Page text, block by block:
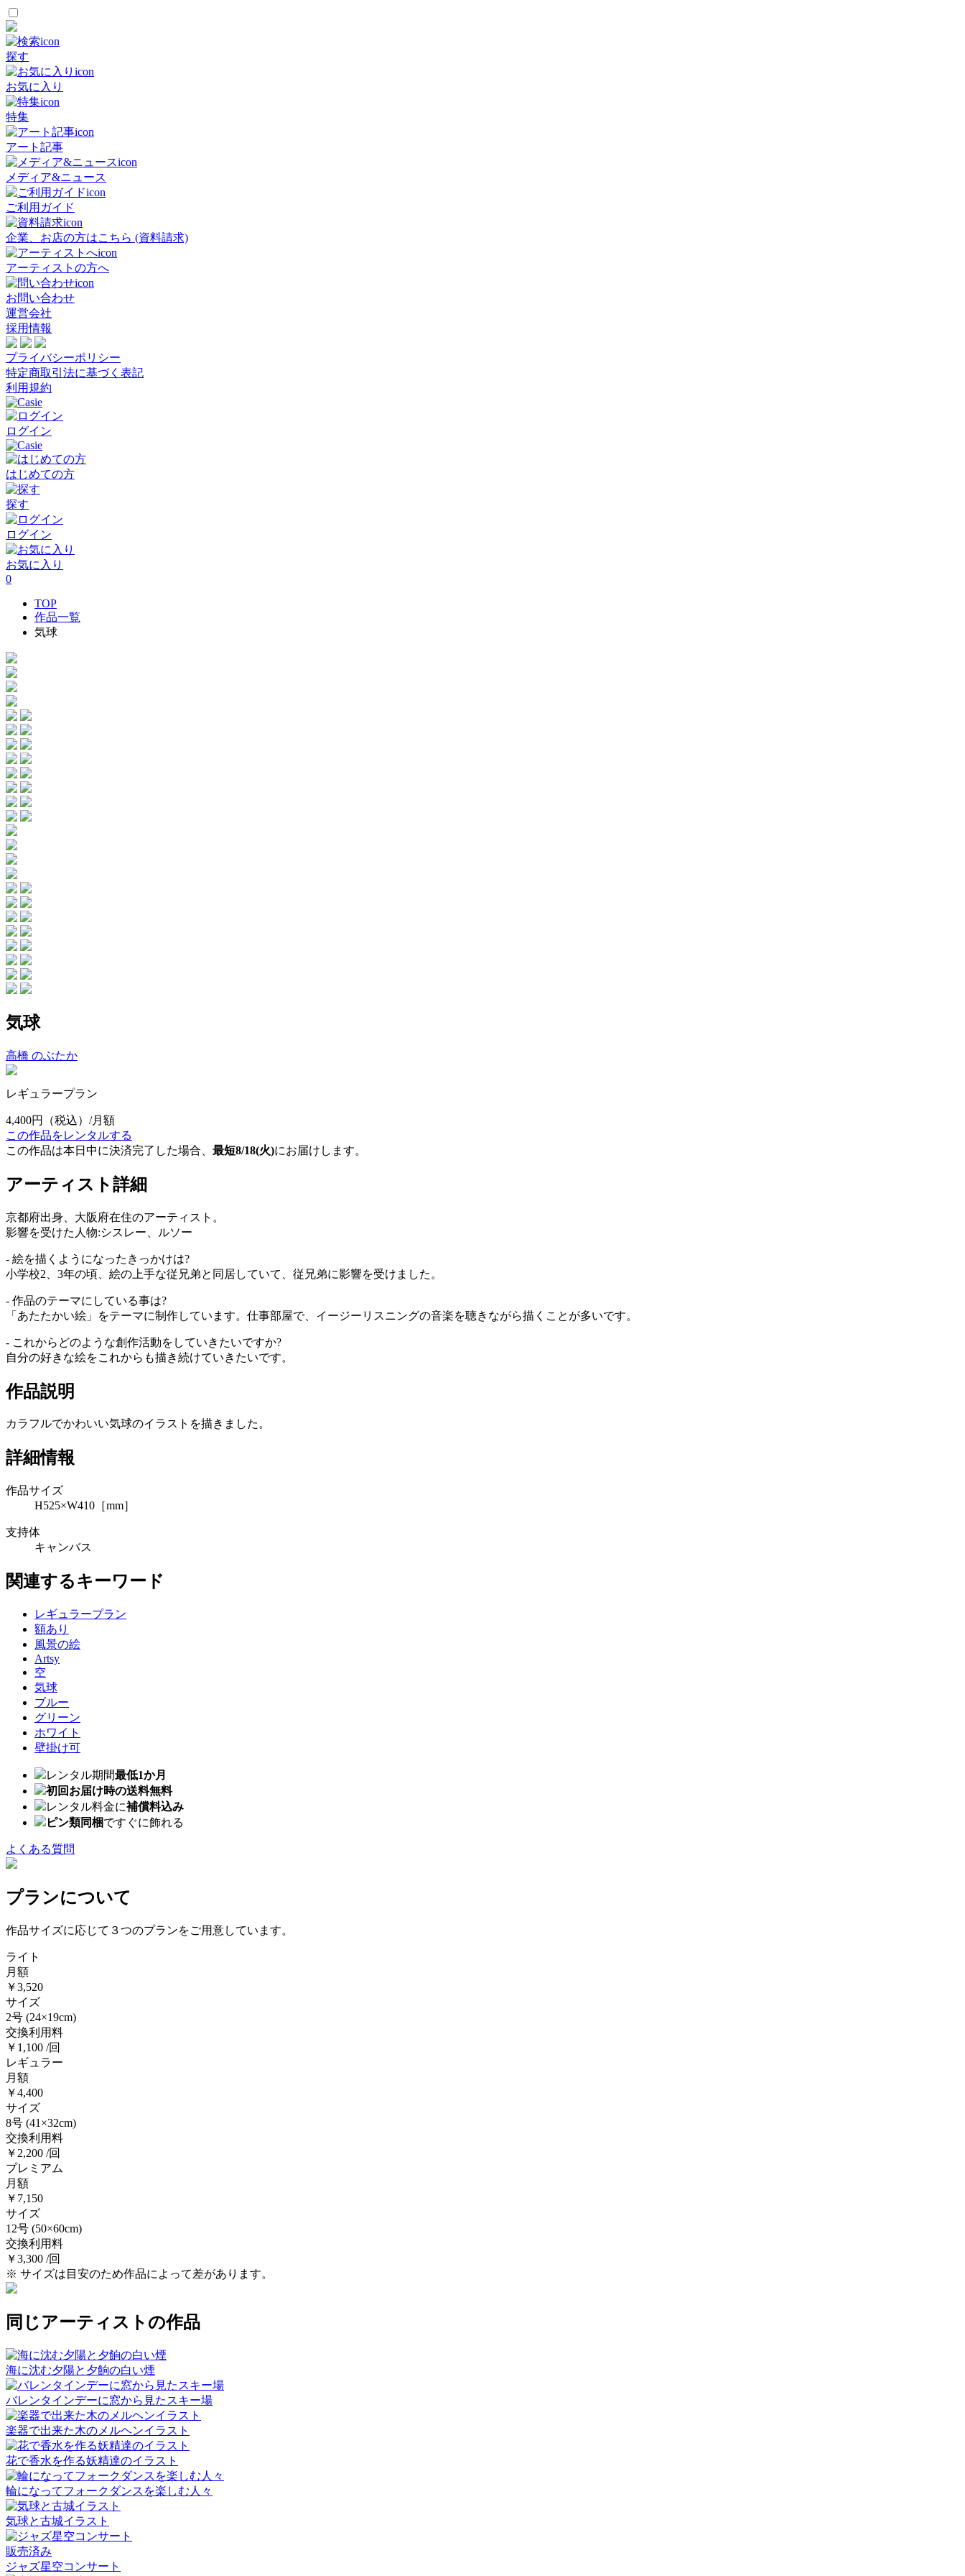
探す
お気に入り
特集
アート記事
メディア&ニュース
ご利用ガイド
企業、お店の方はこちら (資料請求)
アーティストの方へ
お問い合わせ
運営会社
採用情報
プライバシーポリシー
特定商取引法に基づく表記
利用規約
ログイン
はじめての方
探す
ログイン
お気に入り
0
TOP
作品一覧
気球
気球
高橋 のぶたか
レギュラープラン
4,400円
（税込）/月額
この作品をレンタルする
この作品は本日中に決済完了した場合、 最短8/18(火)にお届けします。
アーティスト詳細
京都府出身、大阪府在住のアーティスト。
影響を受けた人物:シスレー、ルソー
- 絵を描くようになったきっかけは?
小学校2、3年の頃、絵の上手な従兄弟と同居していて、従兄弟に影響を受けました。
- 作品のテーマにしている事は?
「あたたかい絵」をテーマに制作しています。仕事部屋で、イージーリスニングの音楽を聴きながら描くことが多いです。
- これからどのような創作活動をしていきたいですか?
自分の好きな絵をこれからも描き続けていきたいです。
作品説明
カラフルでかわいい気球のイラストを描きました。
詳細情報
作品サイズ
H525×W410［mm］
支持体
キャンバス
関連するキーワード
レギュラープラン
額あり
風景の絵
Artsy
空
気球
ブルー
グリーン
ホワイト
壁掛け可
レンタル期間最低1か月
初回お届け時の送料無料
レンタル料金に補償料込み
ピン類同梱ですぐに飾れる
よくある質問
プランについて
作品サイズに応じて３つのプランをご用意しています。
ライト
月額
￥3,520
サイズ
2号 (24×19cm)
交換利用料
￥1,100 /回
レギュラー
月額
￥4,400
サイズ
8号 (41×32cm)
交換利用料
￥2,200 /回
プレミアム
月額
￥7,150
サイズ
12号 (50×60cm)
交換利用料
￥3,300 /回
※ サイズは目安のため作品によって差があります。
同じアーティストの作品
海に沈む夕陽と夕餉の白い煙
バレンタインデーに窓から見たスキー場
楽器で出来た木のメルヘンイラスト
花で香水を作る妖精達のイラスト
輪になってフォークダンスを楽しむ人々
気球と古城イラスト
販売済み
ジャズ星空コンサート